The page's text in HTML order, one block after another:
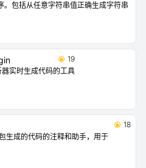
包括从任意字符串值正确生成字符串
19
实时生成代码的工具
18
生成的代码的注释和助手，用于